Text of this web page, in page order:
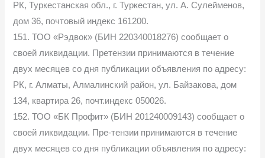
РК, Туркестанская обл., г. Туркестан, ул. А. Сулейменов,
дом 36, почтовый индекс 161200.
151. ТОО «Рэдвок» (БИН 220340018276) сообщает о
своей ликвидации. Претензии принимаются в течение
двух месяцев со дня публикации объявления по адресу:
РК, г. Алматы, Алмалинский район, ул. Байзакова, дом
134, квартира 26, почт.индекс 050026.
152. ТОО «БК Профит» (БИН 201240009143) сообщает о
своей ликвидации. Пре-тензии принимаются в течение
двух месяцев со дня публикации объявления по адресу: